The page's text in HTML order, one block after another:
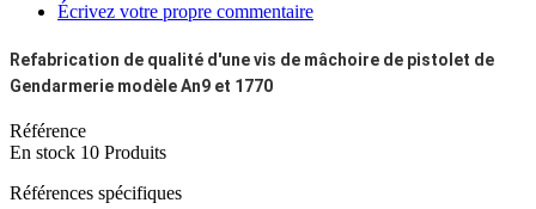
Écrivez votre propre commentaire
Refabrication de qualité d'une vis de mâchoire de pistolet de
Gendarmerie modèle An9 et 1770
Référence
En stock 10 Produits
Références spécifiques